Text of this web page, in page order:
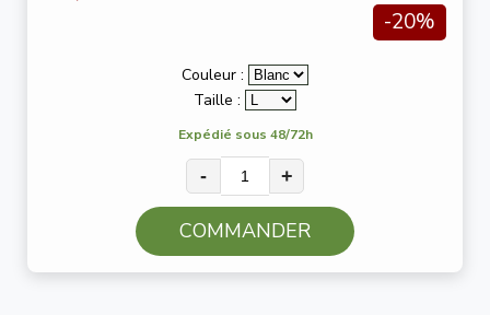
-20%
Couleur :
Taille :
Expédié sous 48/72h
- +
COMMANDER